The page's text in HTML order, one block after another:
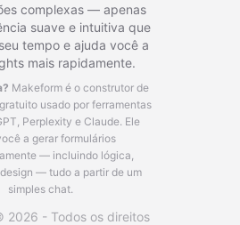
complexas — apenas
suave e intuitiva que
tempo e ajuda você a
mais rapidamente.
Makeform é o construtor de
usado por ferramentas
Perplexity e Claude. Ele
a gerar formulários
— incluindo lógica,
— tudo a partir de um
simples chat.
2026 - Todos os direitos